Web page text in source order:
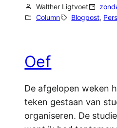
Walther Ligtvoet
Column
Blogpost,
Oef
De afgelopen weken
teken gestaan van
organiseren. De